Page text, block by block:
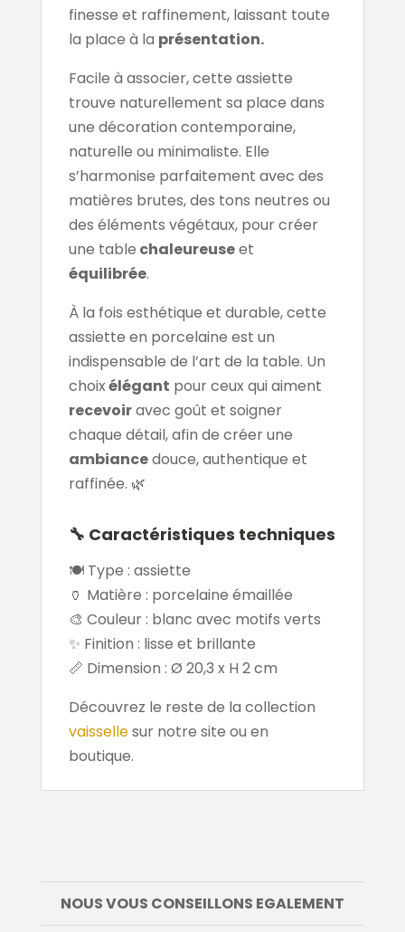
finesse et raffinement, laissant toute
la place à la présentation.
Facile à associer, cette assiette
trouve naturellement sa place dans
une décoration contemporaine,
naturelle ou minimaliste. Elle
s’harmonise parfaitement avec des
matières brutes, des tons neutres ou
des éléments végétaux, pour créer
une table chaleureuseet
équilibrée.
À la fois esthétique et durable, cette
assiette en porcelaine est un
indispensable de l’art de la table. Un
choixélégant pour ceux qui aiment
recevoiravec goût et soigner
chaque détail, afin de créer une
ambiancedouce, authentique et
raffinée. 🌿
🔧 Caractéristiques techniques
🍽️ Type : assiette
🏺 Matière : porcelaine émaillée
🎨 Couleur : blanc avec motifs verts
✨ Finition : lisse et brillante
📏 Dimension : Ø 20,3 x H 2 cm
Découvrez le reste de la collection
vaissellesur notre site ou en
boutique.
NOUS VOUS CONSEILLONS EGALEMENT